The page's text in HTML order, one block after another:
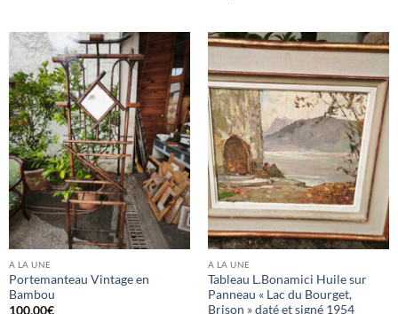
A LA UNE
Portemanteau Vintage en
Bambou
100,00€
A LA UNE
Tableau L.Bonamici Huile sur
Panneau « Lac du Bourget,
Brison » daté et signé 1954